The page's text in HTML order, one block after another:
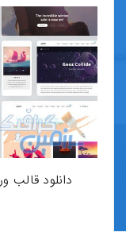
قالب-جوملا
قالب-پرستاشاپ
قالب-OpenCart
قالب-دروپال
قالب-Shopify